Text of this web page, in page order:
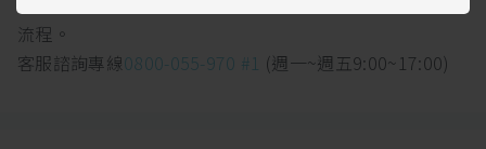
流程。
客服諮詢專線0800-055-970 #1 (週一~週五9:00~17:00)